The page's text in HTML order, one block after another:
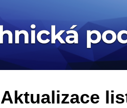
Aktualizace